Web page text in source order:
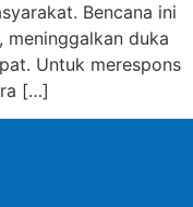
Bencana ini
meninggalkan duka
Untuk merespons
[…]